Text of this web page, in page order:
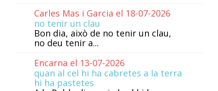
Carles Mas i Garcia el 18-07-2026
no tenir un clau
Bon dia, això de no tenir un clau,
no deu tenir a...
Encarna el 13-07-2026
quan al cel hi ha cabretes a la terra
hi ha pastetes